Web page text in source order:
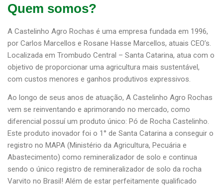
Quem somos?
A Castelinho Agro Rochas é uma empresa fundada em 1996,
por Carlos Marcellos e Rosane Hasse Marcellos, atuais CEO’s.
Localizada em Trombudo Central – Santa Catarina, atua com o
objetivo de proporcionar uma agricultura mais sustentável,
com custos menores e ganhos produtivos expressivos.
Ao longo de seus anos de atuação, A Castelinho Agro Rochas
vem se reinventando e aprimorando no mercado, como
diferencial possuí um produto único: Pó de Rocha Castelinho.
Este produto inovador foi o 1° de Santa Catarina a conseguir o
registro no MAPA (Ministério da Agricultura, Pecuária e
Abastecimento) como remineralizador de solo e continua
sendo o único registro de remineralizador de solo da rocha
Varvito no Brasil! Além de estar perfeitamente qualificado